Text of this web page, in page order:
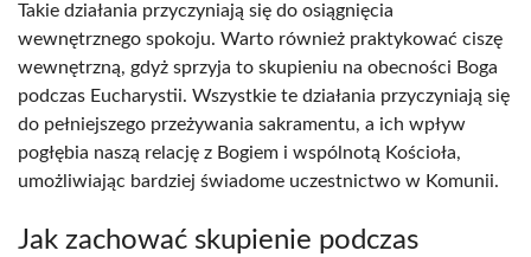
Takie działania przyczyniają się do osiągnięcia
wewnętrznego spokoju. Warto również praktykować ciszę
wewnętrzną, gdyż sprzyja to skupieniu na obecności Boga
podczas Eucharystii. Wszystkie te działania przyczyniają się
do pełniejszego przeżywania sakramentu, a ich wpływ
pogłębia naszą relację z Bogiem i wspólnotą Kościoła,
umożliwiając bardziej świadome uczestnictwo w Komunii.
Jak zachować skupienie podczas